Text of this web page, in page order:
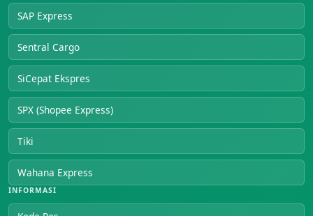
SAP Express
Sentral Cargo
SiCepat Ekspres
SPX (Shopee Express)
Tiki
Wahana Express
INFORMASI